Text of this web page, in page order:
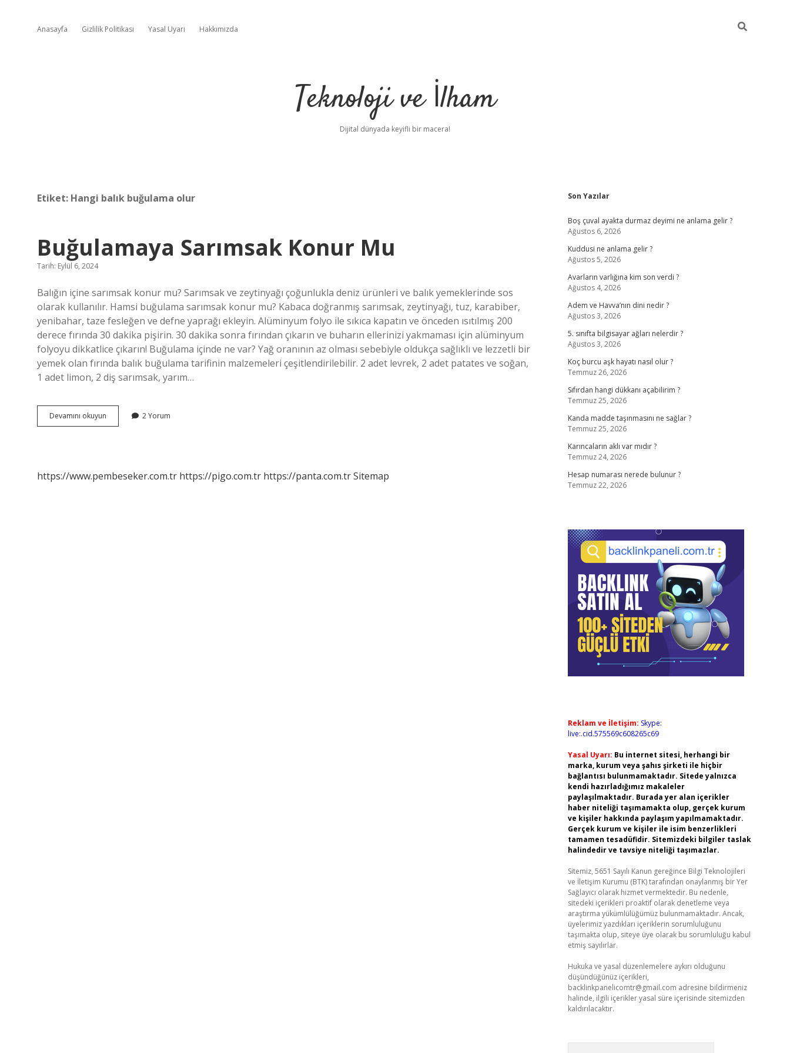
Anasayfa Gizlilik Politikası Yasal Uyarı Hakkımızda
Teknoloji ve İlham
Dijital dünyada keyifli bir macera!
Etiket: Hangi balık buğulama olur
Buğulamaya Sarımsak Konur Mu
Tarih: Eylül 6, 2024
Balığın içine sarımsak konur mu? Sarımsak ve zeytinyağı çoğunlukla deniz ürünleri ve balık yemeklerinde sos
olarak kullanılır. Hamsi buğulama sarımsak konur mu? Kabaca doğranmış sarımsak, zeytinyağı, tuz, karabiber,
yenibahar, taze fesleğen ve defne yaprağı ekleyin. Alüminyum folyo ile sıkıca kapatın ve önceden ısıtılmış 200
derece fırında 30 dakika pişirin. 30 dakika sonra fırından çıkarın ve buharın ellerinizi yakmaması için alüminyum
folyoyu dikkatlice çıkarın! Buğulama içinde ne var? Yağ oranının az olması sebebiyle oldukça sağlıklı ve lezzetli bir
yemek olan fırında balık buğulama tarifinin malzemeleri çeşitlendirilebilir. 2 adet levrek, 2 adet patates ve soğan,
1 adet limon, 2 diş sarımsak, yarım…
Devamını okuyun Buğulamaya
Sarımsak
2 Yorum
https://www.pembeseker.com.tr https://pigo.com.tr https://panta.com.trSitemap
Sidebar
Son Yazılar
Boş çuval ayakta durmaz deyimi ne anlama gelir ?
Ağustos 6, 2026
Kuddusi ne anlama gelir ?
Ağustos 5, 2026
Avarların varlığına kim son verdi ?
Ağustos 4, 2026
Adem ve Havva’nın dini nedir ?
Ağustos 3, 2026
5. sınıfta bilgisayar ağları nelerdir ?
Ağustos 3, 2026
Koç burcu aşk hayatı nasıl olur ?
Temmuz 26, 2026
Sıfırdan hangi dükkanı açabilirim ?
Temmuz 25, 2026
Kanda madde taşınmasını ne sağlar ?
Temmuz 25, 2026
Karıncaların aklı var mıdır ?
Temmuz 24, 2026
Hesap numarası nerede bulunur ?
Temmuz 22, 2026
Reklam ve İletişim: Skype:
live:.cid.575569c608265c69
Yasal Uyarı: Bu internet sitesi, herhangi bir
marka, kurum veya şahıs şirketi ile hiçbir
bağlantısı bulunmamaktadır. Sitede yalnızca
kendi hazırladığımız makaleler
paylaşılmaktadır. Burada yer alan içerikler
haber niteliği taşımamakta olup, gerçek kurum
ve kişiler hakkında paylaşım yapılmamaktadır.
Gerçek kurum ve kişiler ile isim benzerlikleri
tamamen tesadüfidir. Sitemizdeki bilgiler taslak
halindedir ve tavsiye niteliği taşımazlar.
Sitemiz, 5651 Sayılı Kanun gereğince Bilgi Teknolojileri
ve İletişim Kurumu (BTK) tarafından onaylanmış bir Yer
Sağlayıcı olarak hizmet vermektedir. Bu nedenle,
sitedeki içerikleri proaktif olarak denetleme veya
araştırma yükümlülüğümüz bulunmamaktadır. Ancak,
üyelerimiz yazdıkları içeriklerin sorumluluğunu
taşımakta olup, siteye üye olarak bu sorumluluğu kabul
etmiş sayılırlar.
Hukuka ve yasal düzenlemelere aykırı olduğunu
düşündüğünüz içerikleri,
backlinkpanelicomtr@gmail.com adresine bildirmeniz
halinde, ilgili içerikler yasal süre içerisinde sitemizden
kaldırılacaktır.